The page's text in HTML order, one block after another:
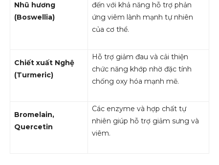
Nhũ hương
(Boswellia)
đến với khả năng hỗ trợ phản
ứng viêm lành mạnh tự nhiên
của cơ thể.
Chiết xuất Nghệ
(Turmeric)
Hỗ trợ giảm đau và cải thiện
chức năng khớp nhờ đặc tính
chống oxy hóa mạnh mẽ.
Bromelain,
Quercetin
Các enzyme và hợp chất tự
nhiên giúp hỗ trợ giảm sưng và
viêm.